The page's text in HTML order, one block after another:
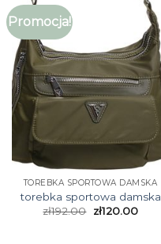
Promocja!
TOREBKA SPORTOWA DAMSKA
torebka sportowa damska
zł192.00 zł120.00